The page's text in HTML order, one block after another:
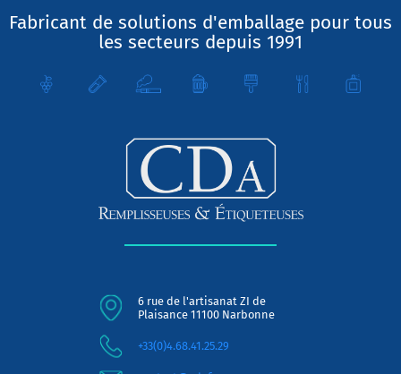
Fabricant de solutions d'emballage pour tous
les secteurs depuis 1991
6 rue de l'artisanat ZI de
Plaisance 11100 Narbonne
+33(0)4.68.41.25.29